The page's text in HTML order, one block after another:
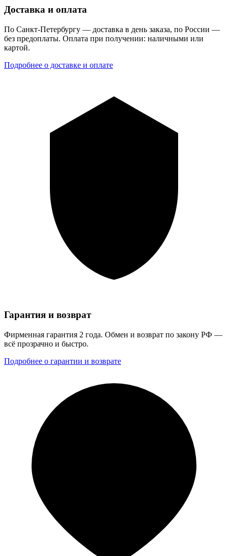
Доставка и оплата
По Санкт-Петербургу — доставка в день заказа, по России —
без предоплаты. Оплата при получении: наличными или
картой.
Подробнее о доставке и оплате
Гарантия и возврат
Фирменная гарантия 2 года. Обмен и возврат по закону РФ —
всё прозрачно и быстро.
Подробнее о гарантии и возврате